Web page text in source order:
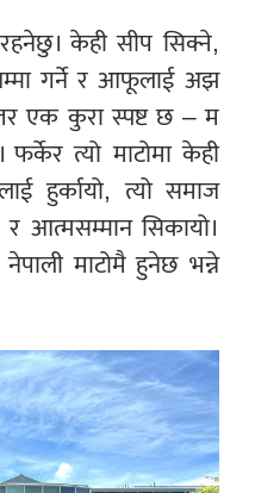
केही सीप सिक्ने,
गर्ने र आफूलाई अझ
एक कुरा स्पष्ट छ – म
त्यो माटोमा केही
हुर्कायो, त्यो समाज
सिकायो।
माटोमै हुनेछ भन्ने